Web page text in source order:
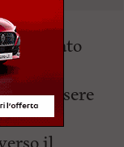
è fissato
28
essere